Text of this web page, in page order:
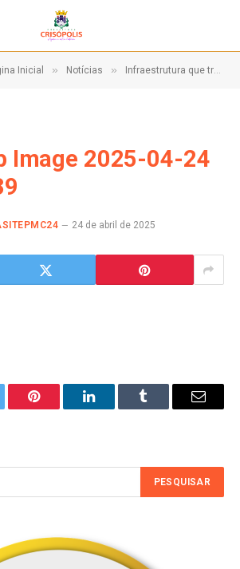
Inicial » Notícias » Infraestrutura que transforma vidas!
Image 2025-04-24
24 de abril de 2025
Pinterest LinkedInTumblr Email